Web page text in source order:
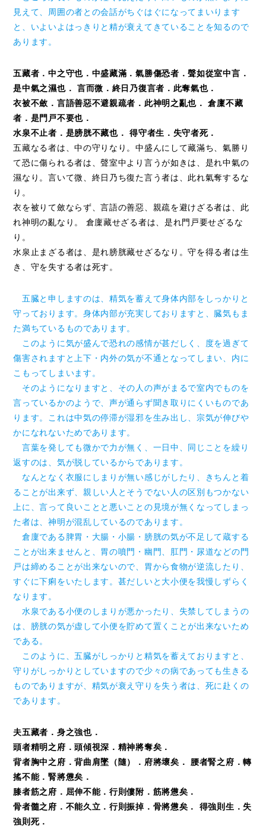
見えて、周囲の者との会話がちぐはぐになってまいります
と、いよいよはっきりと精が衰えてきていることを知るので
あります。
五藏者．中之守也．中盛藏滿．氣勝傷恐者．聲如從室中言．
是中氣之濕也． 言而微．終日乃復言者．此奪氣也．
衣被不斂．言語善惡不避親疏者．此神明之亂也． 倉廩不藏
者．是門戸不要也．
水泉不止者．是膀胱不藏也． 得守者生．失守者死．
五藏なる者は、中の守りなり。中盛んにして藏滿ち、氣勝り
て恐に傷られる者は、聲室中より言うが如きは、是れ中氣の
濕なり。言いて微、終日乃ち復た言う者は、此れ氣奪するな
り。
衣を被りて斂ならず、言語の善惡、親疏を避けざる者は、此
れ神明の亂なり。 倉廩藏せざる者は、是れ門戸要せざるな
り。
水泉止まざる者は、是れ膀胱藏せざるなり。守を得る者は生
き、守を失する者は死す。
五臓と申しますのは、精気を蓄えて身体内部をしっかりと
守っております。身体内部が充実しておりますと、臓気もま
た満ちているものであります。
このように気が盛んで恐れの感情が甚だしく、度を過ぎて
傷害されますと上下・内外の気が不通となってしまい、内に
こもってしまいます。
そのようになりますと、その人の声がまるで室内でものを
言っているかのようで、声が通らず聞き取りにくいものであ
ります。これは中気の停滞が湿邪を生み出し、宗気が伸びや
かになれないためであります。
言葉を発しても微かで力が無く、一日中、同じことを繰り
返すのは、気が脱しているからであります。
なんとなく衣服にしまりが無い感じがしたり、きちんと着
ることが出来ず、親しい人とそうでない人の区別もつかない
上に、言って良いことと悪いことの見境が無くなってしまっ
た者は、神明が混乱しているのであります。
倉廩である脾胃・大腸・小腸・膀胱の気が不足して蔵する
ことが出来ませんと、胃の噴門・幽門、肛門・尿道などの門
戸は締めることが出来ないので、胃から食物が逆流したり、
すぐに下痢をいたします。甚だしいと大小便を我慢しずらく
なります。
水泉である小便のしまりが悪かったり、失禁してしまうの
は、膀胱の気が虚して小便を貯めて置くことが出来ないため
である。
このように、五臓がしっかりと精気を蓄えておりますと、
守りがしっかりとしていますので少々の病であっても生きる
ものでありますが、精気が衰え守りを失う者は、死に赴くの
であります。
夫五藏者．身之強也．
頭者精明之府．頭傾視深．精神將奪矣．
背者胸中之府．背曲肩墜（隨）．府將壞矣． 腰者腎之府．轉
搖不能．腎將憊矣．
膝者筋之府．屈伸不能．行則僂附．筋將憊矣．
骨者髓之府．不能久立．行則振掉．骨將憊矣． 得強則生．失
強則死．